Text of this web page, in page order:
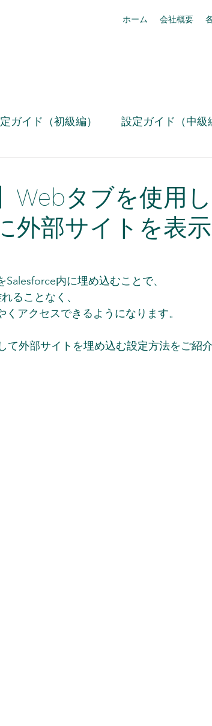
ホーム 会社概要
ガイド（初級編） 設定ガイド（中級
リリース情報 事例紹介 box活用
Webタブを使用
外部サイトを表
内に埋め込むことで、
ることなく、
アクセスできるようになります。
て外部サイトを埋め込む設定方法をご紹介